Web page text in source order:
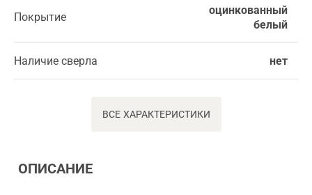
Покрытие
оцинкованный
белый
Наличие сверла нет
ВСЕ ХАРАКТЕРИСТИКИ
ОПИСАНИЕ